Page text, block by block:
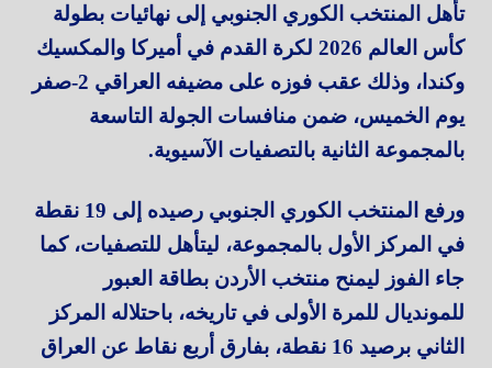
تأهل المنتخب الكوري الجنوبي إلى نهائيات بطولة
كأس العالم 2026 لكرة القدم في أميركا والمكسيك
وكندا، وذلك عقب فوزه على مضيفه العراقي 2-صفر
يوم الخميس، ضمن منافسات الجولة التاسعة
بالمجموعة الثانية بالتصفيات الآسيوية.
ورفع المنتخب الكوري الجنوبي رصيده إلى 19 نقطة
في المركز الأول بالمجموعة، ليتأهل للتصفيات، كما
جاء الفوز ليمنح منتخب الأردن بطاقة العبور
للمونديال للمرة الأولى في تاريخه، باحتلاله المركز
الثاني برصيد 16 نقطة، بفارق أربع نقاط عن العراق